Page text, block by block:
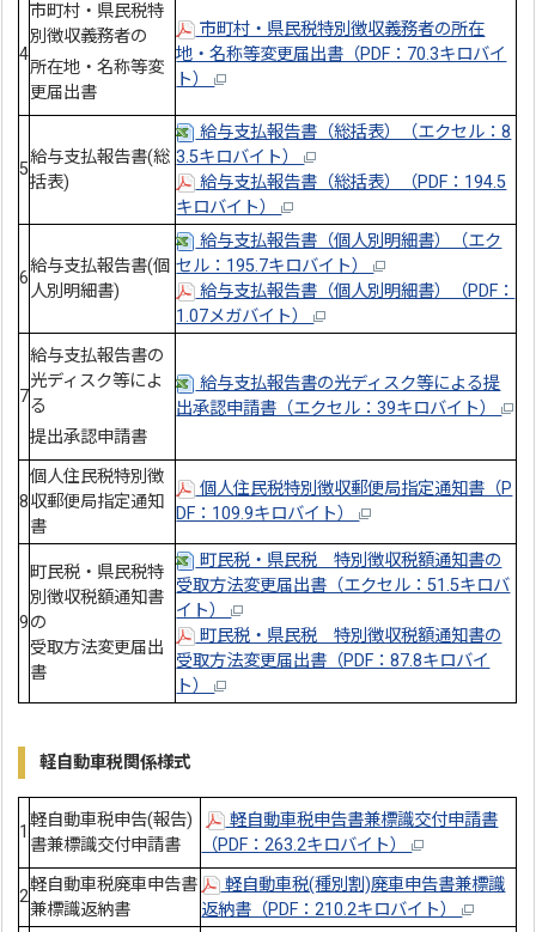
4
市町村・県民税特
別徴収義務者の
所在地・名称等変
更届出書
市町村・県民税特別徴収義務者の所在
地・名称等変更届出書（PDF：70.3キロバイ
ト）
5
給与支払報告書(総
括表)
給与支払報告書（総括表）（エクセル：8
3.5キロバイト）
給与支払報告書（総括表）（PDF：194.5
キロバイト）
6
給与支払報告書(個
人別明細書)
給与支払報告書（個人別明細書）（エク
セル：195.7キロバイト）
給与支払報告書（個人別明細書）（PDF：
1.07メガバイト）
7
給与支払報告書の
光ディスク等によ
る
提出承認申請書
給与支払報告書の光ディスク等による提
出承認申請書（エクセル：39キロバイト）
8
個人住民税特別徴
収郵便局指定通知
書
個人住民税特別徴収郵便局指定通知書（P
DF：109.9キロバイト）
9
町民税・県民税特
別徴収税額通知書
の
受取方法変更届出
書
町民税・県民税 特別徴収税額通知書の
受取方法変更届出書（エクセル：51.5キロバ
イト）
町民税・県民税 特別徴収税額通知書の
受取方法変更届出書（PDF：87.8キロバイ
ト）
軽自動車税関係様式
1
軽自動車税申告(報告)
書兼標識交付申請書
軽自動車税申告書兼標識交付申請書
（PDF：263.2キロバイト）
2
軽自動車税廃車申告書
兼標識返納書
軽自動車税(種別割)廃車申告書兼標識
返納書（PDF：210.2キロバイト）